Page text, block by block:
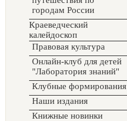
городам России
Краеведческий
калейдоскоп
Правовая культура
Онлайн-клуб для детей
"Лаборатория знаний"
Клубные формирования
Наши издания
Книжные новинки